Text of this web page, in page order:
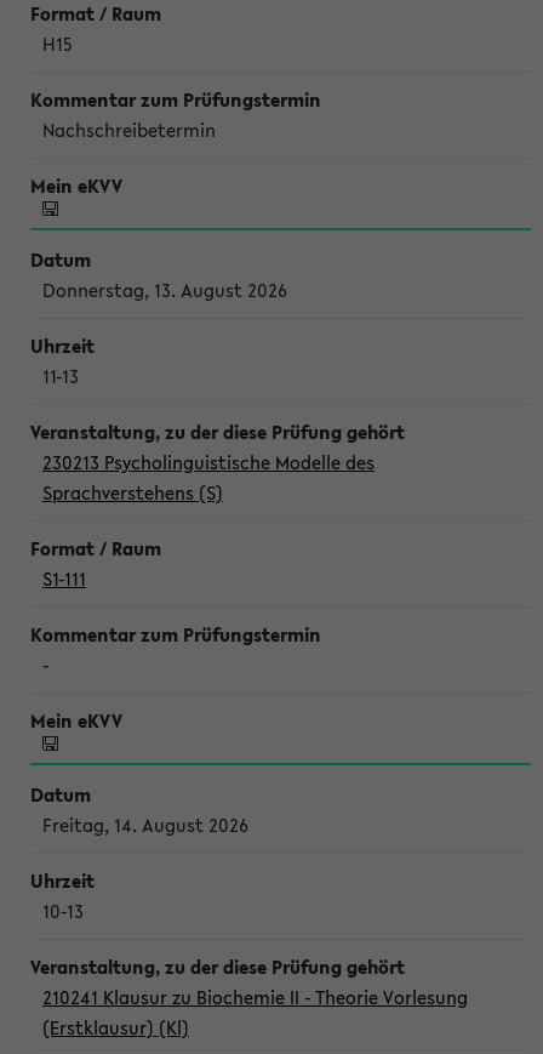
H15
Nachschreibetermin
Donnerstag, 13. August 2026
11-13
230213 Psycholinguistische Modelle des
Sprachverstehens (S)
S1-111
-
Freitag, 14. August 2026
10-13
210241 Klausur zu Biochemie II - Theorie Vorlesung
(Erstklausur) (Kl)